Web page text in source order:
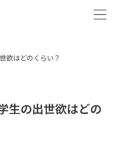
欲はどのくらい？
生の出世欲はどの